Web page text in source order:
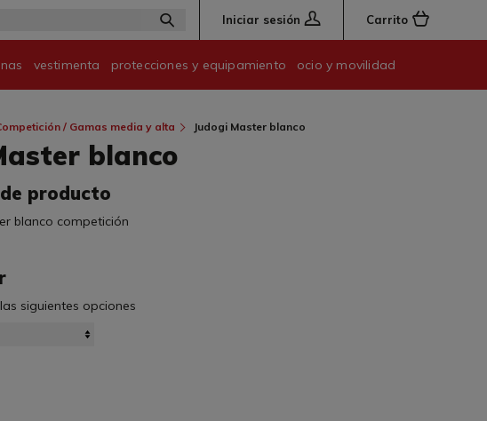
Iniciar sesión Carrito
vestimenta protecciones y equipamiento ocio y movilidad
/ Gamas media y alta Judogi Master blanco
blanco
producto
blanco competición
siguientes opciones